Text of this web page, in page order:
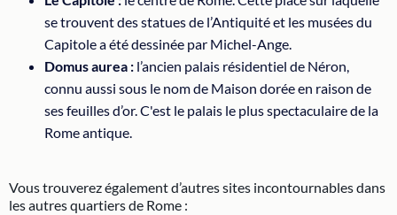
se trouvent des statues de l’Antiquité et les musées du
Capitole a été dessinée par Michel-Ange.
Domus aurea : l’ancien palais résidentiel de Néron,
connu aussi sous le nom de Maison dorée en raison de
ses feuilles d’or. C'est le palais le plus spectaculaire de la
Rome antique.
Vous trouverez également d’autres sites incontournables dans
les autres quartiers de Rome :